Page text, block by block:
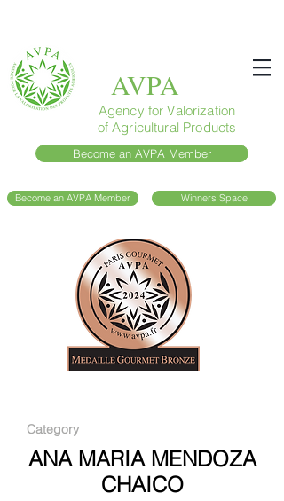
AVPA
Agency for Valorization
of Agricultural Products
Become an AVPA Member
Become an AVPA Member Winners Space
Category
ANA MARIA MENDOZA
CHAICO